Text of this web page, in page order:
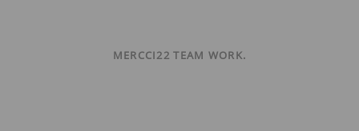
MERCCI22 TEAM WORK.